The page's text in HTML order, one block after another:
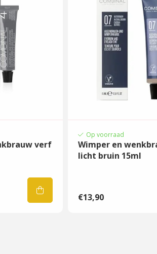
verf
Op voorraad
Wimper en
licht bruin 15ml
€13,90